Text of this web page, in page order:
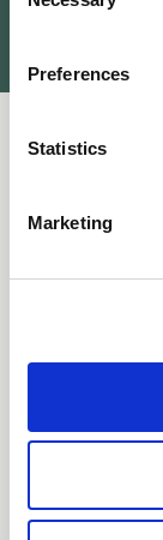
Preferences
Statistics
Marketing